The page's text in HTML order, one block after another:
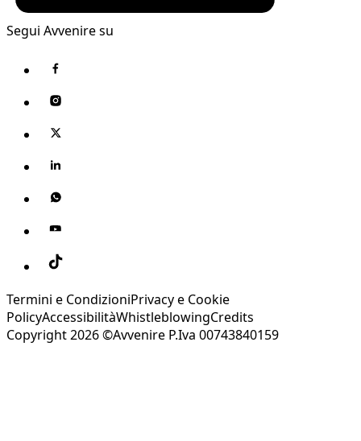
Segui Avvenire su
Termini e CondizioniPrivacy e Cookie
PolicyAccessibilitàWhistleblowingCredits
Copyright 2026 ©Avvenire P.Iva 00743840159